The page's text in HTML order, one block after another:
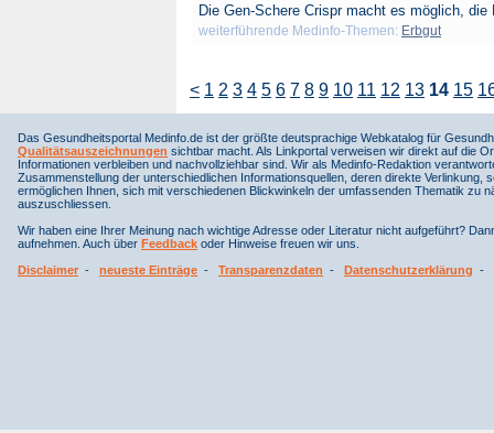
Die Gen-Schere Crispr macht es möglich, die
weiterführende Medinfo-Themen: Erbgut
< 1 2 3 4 5 6 7 8 9 10 11 12 13 14 15
Das Gesundheitsportal Medinfo.de ist der größte deutsprachige Webkatalog für
Qualitätsauszeichnungen sichtbar macht. Als Linkportal verweisen wir direkt auf die
Informationen verbleiben und nachvollziehbar sind. Wir als Medinfo-Redaktion
Zusammenstellung der unterschiedlichen Informationsquellen, deren direkte
ermöglichen Ihnen, sich mit verschiedenen Blickwinkeln der umfassenden Thematik
auszuschliessen.
Wir haben eine Ihrer Meinung nach wichtige Adresse oder Literatur nicht aufgeführt?
aufnehmen. Auch über Feedback oder Hinweise freuen wir uns.
Disclaimer - neueste Einträge - Transparenzdaten - Datenschutzerklärung -